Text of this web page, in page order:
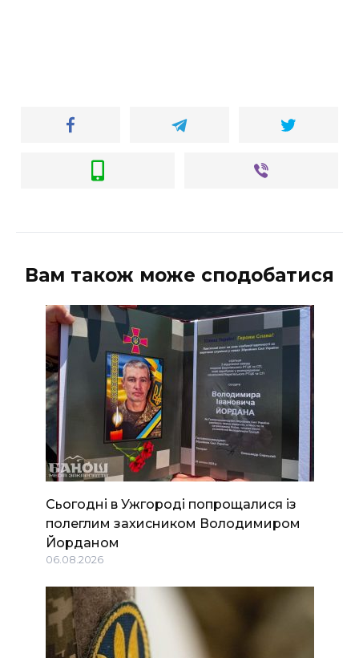
Вам також може сподобатися
Сьогодні в Ужгороді попрощалися із
полеглим захисником Володимиром
Йорданом
06.08.2026